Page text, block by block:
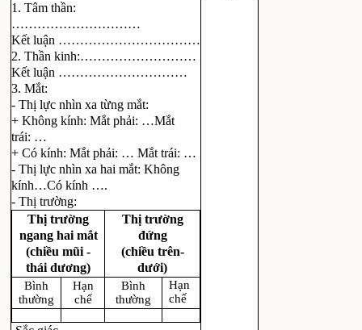
1. Tâm thần:
…………………………
Kết luận ……………………………
2. Thần kinh:………………………
Kết luận …………………………
3. Mắt:
- Thị lực nhìn xa từng mắt:
+ Không kính: Mắt phải: …Mắt
trái: …
+ Có kính: Mắt phải: … Mắt trái: …
- Thị lực nhìn xa hai mắt: Không
kính…Có kính ….
- Thị trường:
Thị trường
ngang hai mắt
(chiều mũi -
thái dương)
Thị trường
đứng
(chiều trên-
dưới)
Bình
thường
Hạn
chế
Bình
thường
Hạn
chế